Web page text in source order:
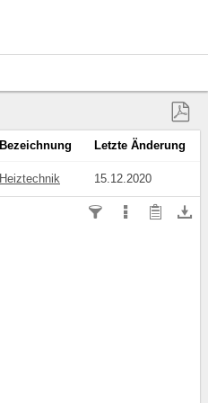

Bezeichnung Letzte Änderung
Heiztechnik 15.12.2020
   